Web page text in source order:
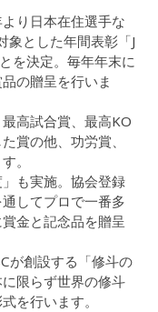
り日本在住選手な
象とした年間表彰「J
を決定。毎年年末に
の贈呈を行いま
高試合賞、最高KO
賞の他、功労賞、
。
も実施。協会登録
してプロで一番多
金と記念品を贈呈
が創設する「修斗の
限らず世界の修斗
を行います。